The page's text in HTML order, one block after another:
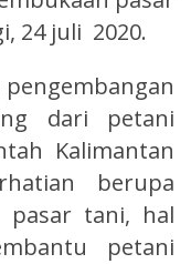
24 juli 2020.
dari petani
Kalimantan
berupa
pasar tani, hal
petani